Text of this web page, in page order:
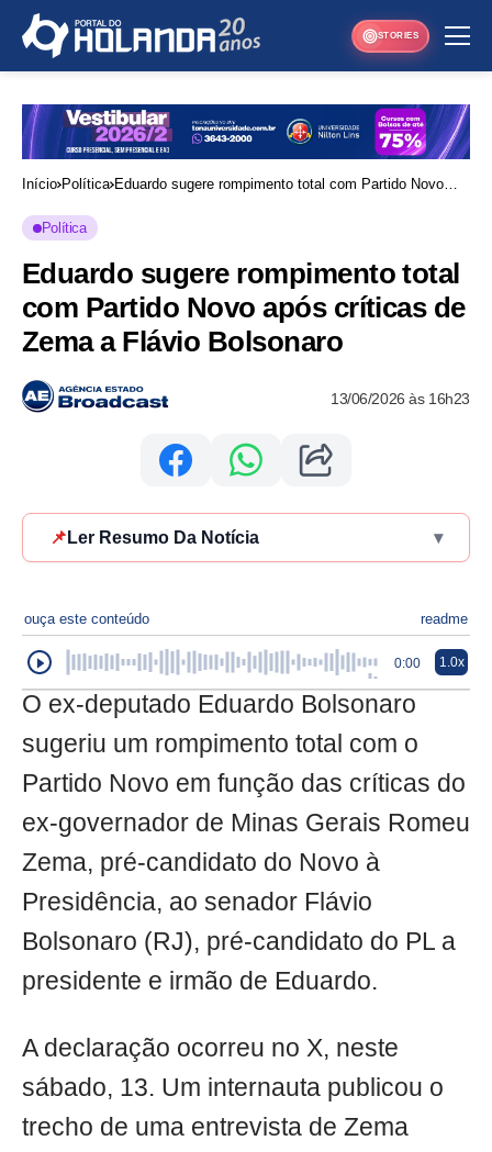
STORIES
Início Política Eduardo sugere rompimento total com Partido Novo
Política
Eduardo sugere rompimento total
com Partido Novo após críticas de
Zema a Flávio Bolsonaro
13/06/2026 às 16h23
📌 Ler Resumo Da Notícia ▾
ouça este conteúdo readme
0:00 1.0x
O ex-deputado Eduardo Bolsonaro
sugeriu um rompimento total com o
Partido Novo em função das críticas do
ex-governador de Minas Gerais Romeu
Zema, pré-candidato do Novo à
Presidência, ao senador Flávio
Bolsonaro (RJ), pré-candidato do PL a
presidente e irmão de Eduardo.
A declaração ocorreu no X, neste
sábado, 13. Um internauta publicou o
trecho de uma entrevista de Zema